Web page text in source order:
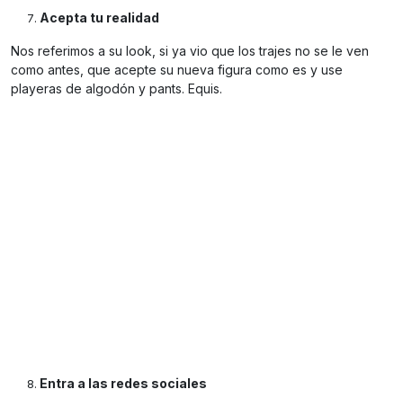
Acepta tu realidad
Nos referimos a su look, si ya vio que los trajes no se le ven
como antes, que acepte su nueva figura como es y use
playeras de algodón y pants. Equis.
Entra a las redes sociales